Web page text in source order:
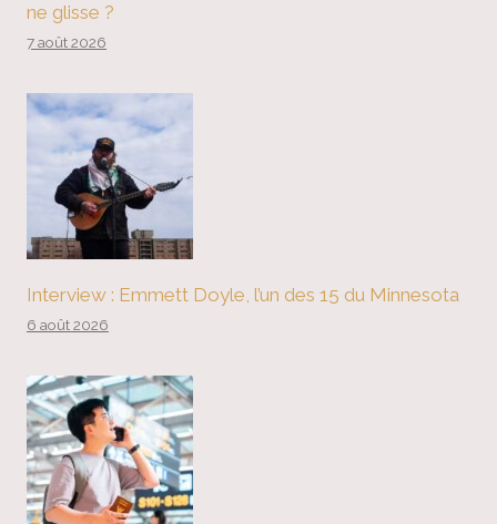
ne glisse ?
7 août 2026
Interview : Emmett Doyle, l’un des 15 du Minnesota
6 août 2026